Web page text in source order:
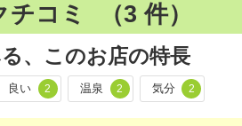
チコミ （3 件）
、このお店の特長
良い 2 温泉 2 気分 2